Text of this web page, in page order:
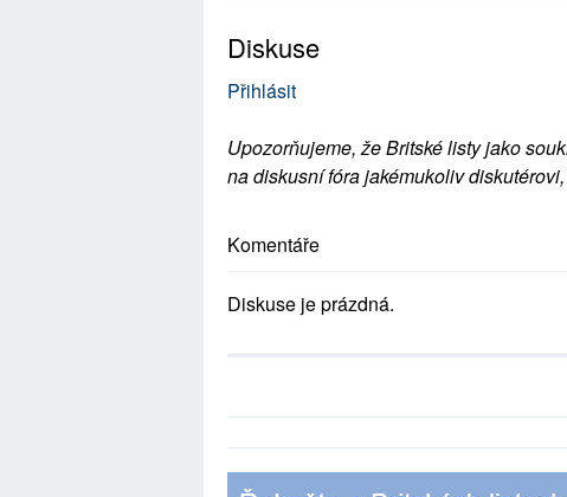
Diskuse
Přihlásit
Upozorňujeme, že Britské listy jako
na diskusní fóra jakémukoliv
Komentáře
Diskuse je prázdná.